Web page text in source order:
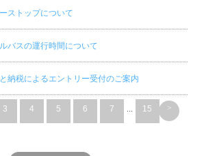
ストップについて
バスの運行時間について
納税によるエントリー受付のご案内
3 4 5 6 7 ... 15 >